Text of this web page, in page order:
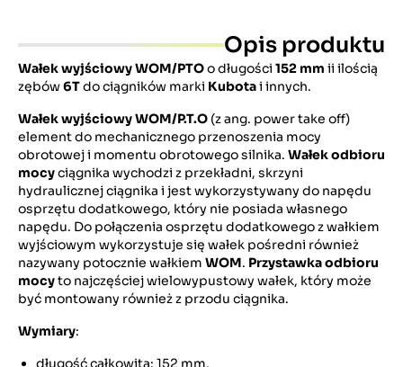
Opis produktu
Wałek wyjściowy WOM/PTOo długości 152 mm ii ilością
zębów6Tdo ciągników marki Kubotai innych.
Wałek wyjściowy WOM/P.T.O (z ang. power take off)
element do mechanicznego przenoszenia mocy
obrotowej i momentu obrotowego silnika. Wałek odbioru
mocyciągnika wychodzi z przekładni, skrzyni
hydraulicznej ciągnika i jest wykorzystywany do napędu
osprzętu dodatkowego, który nie posiada własnego
napędu. Do połączenia osprzętu dodatkowego z wałkiem
wyjściowym wykorzystuje się wałek pośredni również
nazywany potocznie wałkiem WOM. Przystawka odbioru
mocyto najczęściej wielowypustowy wałek, który może
być montowany również z przodu ciągnika.
Wymiary:
długość całkowita: 152 mm,